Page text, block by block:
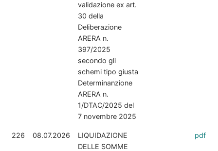
validazione ex art.
30 della
Deliberazione
ARERA n.
397/2025
secondo gli
schemi tipo giusta
Determinanzione
ARERA n.
1/DTAC/2025 del
7 novembre 2025
226 08.07.2026
LIQUIDAZIONE
DELLE SOMME
pdf